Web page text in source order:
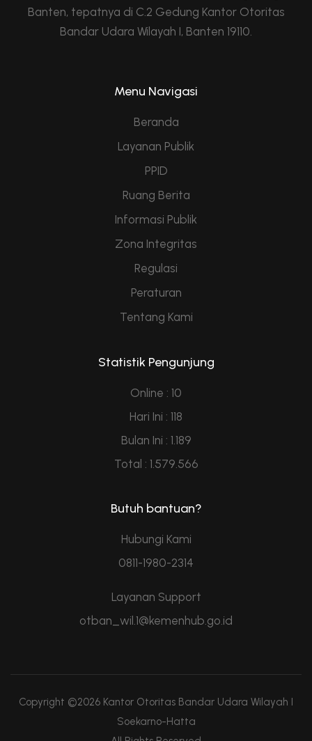
Banten, tepatnya di C.2 Gedung Kantor Otoritas
Bandar Udara Wilayah I, Banten 19110.
Menu Navigasi
Beranda
Layanan Publik
PPID
Ruang Berita
Informasi Publik
Zona Integritas
Regulasi
Peraturan
Tentang Kami
Statistik Pengunjung
Online : 10
Hari Ini : 118
Bulan Ini : 1.189
Total : 1.579.566
Butuh bantuan?
Hubungi Kami
0811-1980-2314
Layanan Support
otban_wil.1@kemenhub.go.id
Copyright ©2026 Kantor Otoritas Bandar Udara Wilayah I
Soekarno-Hatta